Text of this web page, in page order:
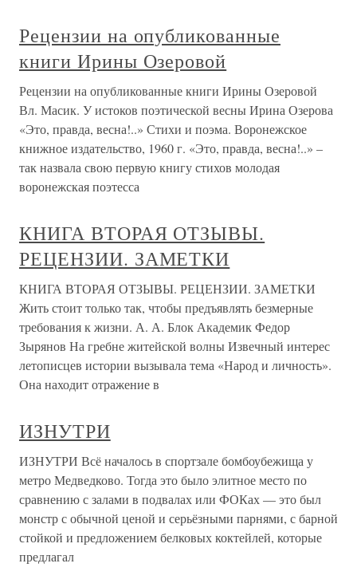
Рецензии на опубликованные
книги Ирины Озеровой
Рецензии на опубликованные книги Ирины Озеровой
Вл. Масик. У истоков поэтической весны Ирина Озерова
«Это, правда, весна!..» Стихи и поэма. Воронежское
книжное издательство, 1960 г. «Это, правда, весна!..» –
так назвала свою первую книгу стихов молодая
воронежская поэтесса
КНИГА ВТОРАЯ ОТЗЫВЫ.
РЕЦЕНЗИИ. ЗАМЕТКИ
КНИГА ВТОРАЯ ОТЗЫВЫ. РЕЦЕНЗИИ. ЗАМЕТКИ
Жить стоит только так, чтобы предъявлять безмерные
требования к жизни. А. А. Блок Академик Федор
Зырянов На гребне житейской волны Извечный интерес
летописцев истории вызывала тема «Народ и личность».
Она находит отражение в
ИЗНУТРИ
ИЗНУТРИ Всё началось в спортзале бомбоубежища у
метро Медведково. Тогда это было элитное место по
сравнению с залами в подвалах или ФОКах — это был
монстр с обычной ценой и серьёзными парнями, с барной
стойкой и предложением белковых коктейлей, которые
предлагал